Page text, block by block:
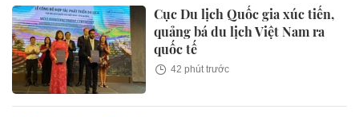
Cục Du lịch Quốc gia xúc tiến,
quảng bá du lịch Việt Nam ra
quốc tế
42 phút trước